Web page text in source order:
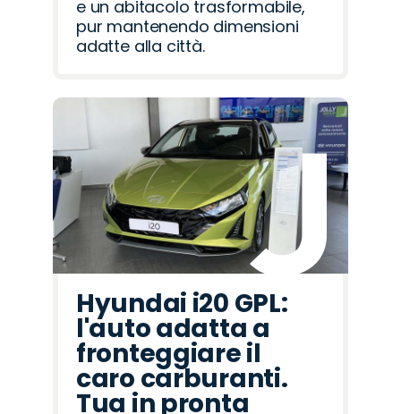
e un abitacolo trasformabile,
pur mantenendo dimensioni
adatte alla città.
Hyundai i20 GPL:
l'auto adatta a
fronteggiare il
caro carburanti.
Tua in pronta